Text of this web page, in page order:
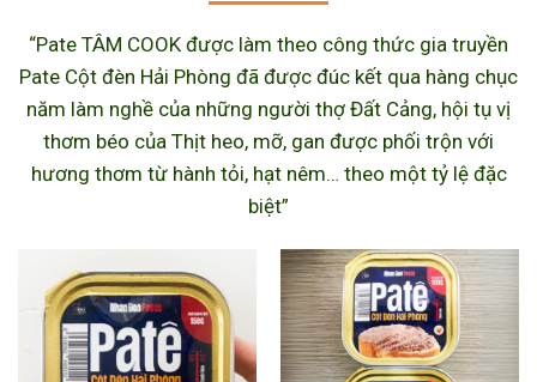
“Pate TÂM COOK được làm theo công thức gia truyền
Pate Cột đèn Hải Phòng đã được đúc kết qua hàng chục
năm làm nghề của những người thợ Đất Cảng, hội tụ vị
thơm béo của Thịt heo, mỡ, gan được phối trộn với
hương thơm từ hành tỏi, hạt nêm… theo một tỷ lệ đặc
biệt”